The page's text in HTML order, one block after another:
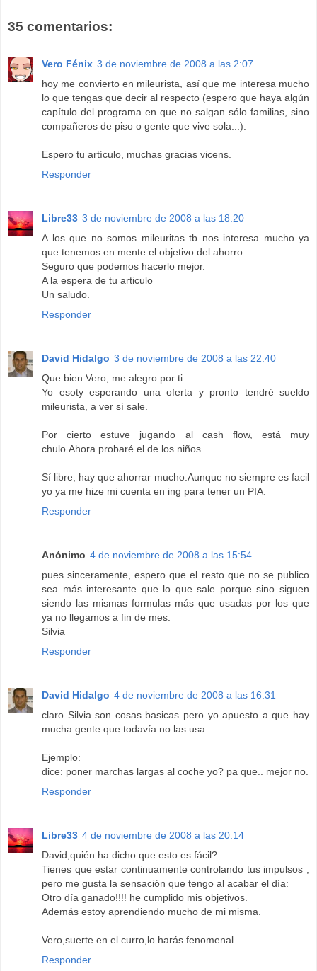
35 comentarios:
Vero Fénix 3 de noviembre de 2008 a las 2:07
hoy me convierto en mileurista, así que me interesa mucho
lo que tengas que decir al respecto (espero que haya algún
capítulo del programa en que no salgan sólo familias, sino
compañeros de piso o gente que vive sola...).
Espero tu artículo, muchas gracias vicens.
Responder
Libre33 3 de noviembre de 2008 a las 18:20
A los que no somos mileuritas tb nos interesa mucho ya
que tenemos en mente el objetivo del ahorro.
Seguro que podemos hacerlo mejor.
A la espera de tu articulo
Un saludo.
Responder
David Hidalgo 3 de noviembre de 2008 a las 22:40
Que bien Vero, me alegro por ti..
Yo esoty esperando una oferta y pronto tendré sueldo
mileurista, a ver sí sale.
Por cierto estuve jugando al cash flow, está muy
chulo.Ahora probaré el de los niños.
Sí libre, hay que ahorrar mucho.Aunque no siempre es facil
yo ya me hize mi cuenta en ing para tener un PIA.
Responder
Anónimo 4 de noviembre de 2008 a las 15:54
pues sinceramente, espero que el resto que no se publico
sea más interesante que lo que sale porque sino siguen
siendo las mismas formulas más que usadas por los que
ya no llegamos a fin de mes.
Silvia
Responder
David Hidalgo 4 de noviembre de 2008 a las 16:31
claro Silvia son cosas basicas pero yo apuesto a que hay
mucha gente que todavía no las usa.
Ejemplo:
dice: poner marchas largas al coche yo? pa que.. mejor no.
Responder
Libre33 4 de noviembre de 2008 a las 20:14
David,quién ha dicho que esto es fácil?.
Tienes que estar continuamente controlando tus impulsos ,
pero me gusta la sensación que tengo al acabar el día:
Otro día ganado!!!! he cumplido mis objetivos.
Además estoy aprendiendo mucho de mi misma.
Vero,suerte en el curro,lo harás fenomenal.
Responder